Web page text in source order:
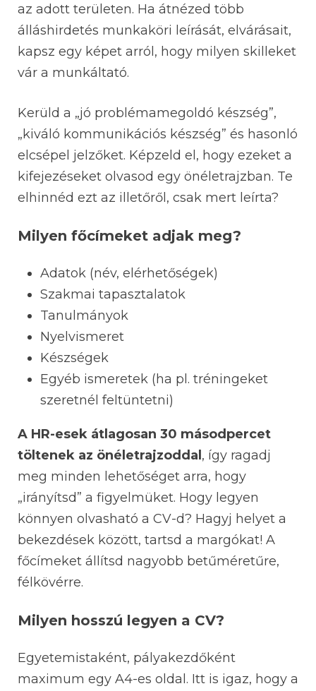
az adott területen. Ha átnézed több
álláshirdetés munkaköri leírását, elvárásait,
kapsz egy képet arról, hogy milyen skilleket
vár a munkáltató.
Kerüld a „jó problémamegoldó készség”,
„kiváló kommunikációs készség” és hasonló
elcsépel jelzőket. Képzeld el, hogy ezeket a
kifejezéseket olvasod egy önéletrajzban. Te
elhinnéd ezt az illetőről, csak mert leírta?
Milyen főcímeket adjak meg?
Adatok (név, elérhetőségek)
Szakmai tapasztalatok
Tanulmányok
Nyelvismeret
Készségek
Egyéb ismeretek (ha pl. tréningeket
szeretnél feltüntetni)
A HR-esek átlagosan 30 másodpercet
töltenek az önéletrajzoddal, így ragadj
meg minden lehetőséget arra, hogy
„irányítsd” a figyelmüket. Hogy legyen
könnyen olvasható a CV-d? Hagyj helyet a
bekezdések között, tartsd a margókat! A
főcímeket állítsd nagyobb betűméretűre,
félkövérre.
Milyen hosszú legyen a CV?
Egyetemistaként, pályakezdőként
maximum egy A4-es oldal. Itt is igaz, hogy a